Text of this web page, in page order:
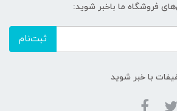
فروشگاه ما باخبر شوید:
ثبت‌نام
با خبر شوید